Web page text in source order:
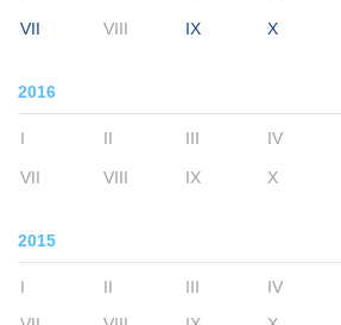
VII VIII IX X
2016
I II III IV
VII VIII IX X
2015
I II III IV